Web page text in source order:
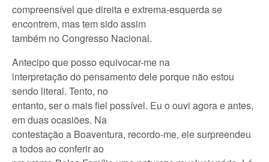
compreensível que direita e extrema-esquerda se
encontrem, mas tem sido assim
também no Congresso Nacional.
Antecipo que posso equivocar-me na
interpretação do pensamento dele porque não estou
sendo literal. Tento, no
entanto, ser o mais fiel possível. Eu o ouvi agora e antes,
em duas ocasiões. Na
contestação a Boaventura, recordo-me, ele surpreendeu
a todos ao conferir ao